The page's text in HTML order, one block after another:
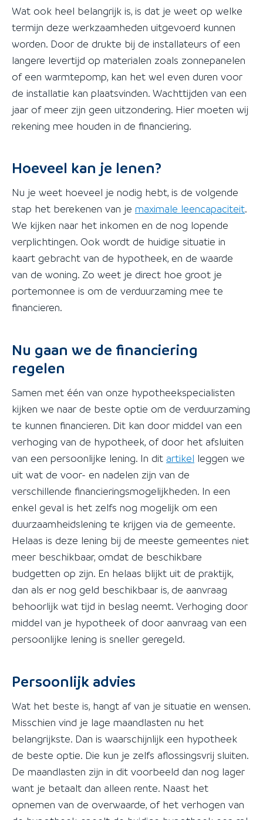
Wat ook heel belangrijk is, is dat je weet op welke
termijn deze werkzaamheden uitgevoerd kunnen
worden. Door de drukte bij de installateurs of een
langere levertijd op materialen zoals zonnepanelen
of een warmtepomp, kan het wel even duren voor
de installatie kan plaatsvinden. Wachttijden van een
jaar of meer zijn geen uitzondering. Hier moeten wij
rekening mee houden in de financiering.
Hoeveel kan je lenen?
Nu je weet hoeveel je nodig hebt, is de volgende
stap het berekenen van je maximale leencapaciteit.
We kijken naar het inkomen en de nog lopende
verplichtingen. Ook wordt de huidige situatie in
kaart gebracht van de hypotheek, en de waarde
van de woning. Zo weet je direct hoe groot je
portemonnee is om de verduurzaming mee te
financieren.
Nu gaan we de financiering
regelen
Samen met één van onze hypotheekspecialisten
kijken we naar de beste optie om de verduurzaming
te kunnen financieren. Dit kan door middel van een
verhoging van de hypotheek, of door het afsluiten
van een persoonlijke lening. In dit artikel leggen we
uit wat de voor- en nadelen zijn van de
verschillende financieringsmogelijkheden. In een
enkel geval is het zelfs nog mogelijk om een
duurzaamheidslening te krijgen via de gemeente.
Helaas is deze lening bij de meeste gemeentes niet
meer beschikbaar, omdat de beschikbare
budgetten op zijn. En helaas blijkt uit de praktijk,
dan als er nog geld beschikbaar is, de aanvraag
behoorlijk wat tijd in beslag neemt. Verhoging door
middel van je hypotheek of door aanvraag van een
persoonlijke lening is sneller geregeld.
Persoonlijk advies
Wat het beste is, hangt af van je situatie en wensen.
Misschien vind je lage maandlasten nu het
belangrijkste. Dan is waarschijnlijk een hypotheek
de beste optie. Die kun je zelfs aflossingsvrij sluiten.
De maandlasten zijn in dit voorbeeld dan nog lager
want je betaalt dan alleen rente. Naast het
opnemen van de overwaarde, of het verhogen van